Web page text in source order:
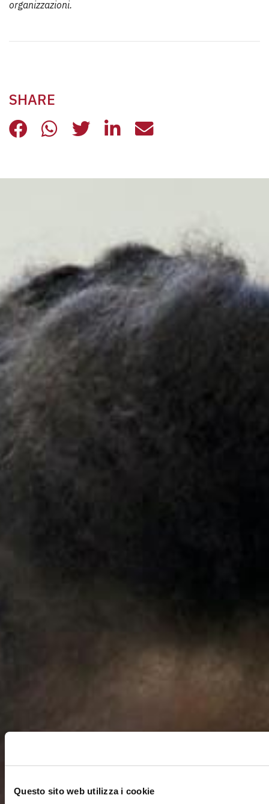
Questo sito web utilizza i cookie
organizzazioni.
SHARE
IMMIGRAZIONE, ERO STRANIERO:
IMMIGRAZIONE, ERO
IMMIGRAZIONE, ERO
IMMIGRAZIONE, ERO
IMMIGRAZIONE,